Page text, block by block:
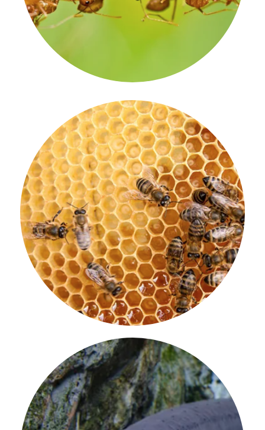
Les abelles fan que internet funcioni.